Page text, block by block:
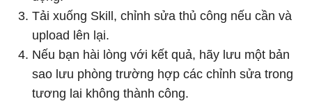
Tải xuống Skill, chỉnh sửa thủ công nếu cần và
upload lên lại.
Nếu bạn hài lòng với kết quả, hãy lưu một bản
sao lưu phòng trường hợp các chỉnh sửa trong
tương lai không thành công.